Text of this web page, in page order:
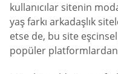
kullanıcılar sitenin
yaş farkı arkadaşlık
etse de, bu site
popüler